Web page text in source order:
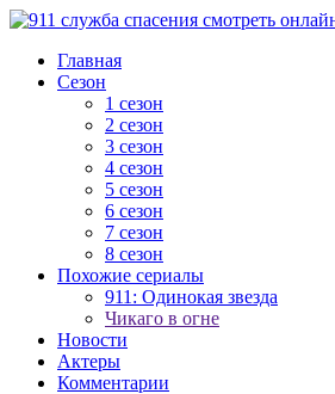
Главная
Сезон
1 сезон
2 сезон
3 сезон
4 сезон
5 сезон
6 сезон
7 сезон
8 сезон
Похожие сериалы
911: Одинокая звезда
Чикаго в огне
Новости
Актеры
Комментарии